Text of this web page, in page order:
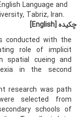
Language and
Tabriz, Iran.
چکیده [English]
conducted with the
role of implicit
spatial cueing and
in the second
research was path
selected from
schools of